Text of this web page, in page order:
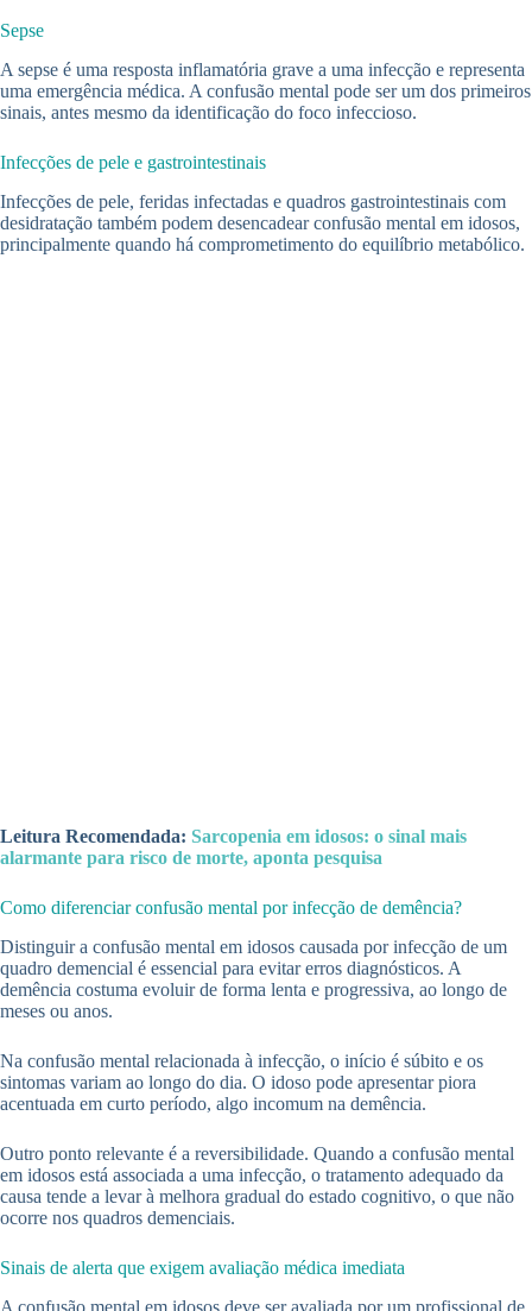
Sepse
A sepse é uma resposta inflamatória grave a uma infecção e representa
uma emergência médica. A confusão mental pode ser um dos primeiros
sinais, antes mesmo da identificação do foco infeccioso.
Infecções de pele e gastrointestinais
Infecções de pele, feridas infectadas e quadros gastrointestinais com
desidratação também podem desencadear confusão mental em idosos,
principalmente quando há comprometimento do equilíbrio metabólico.
Leitura Recomendada: Sarcopenia em idosos: o sinal mais
alarmante para risco de morte, aponta pesquisa
Como diferenciar confusão mental por infecção de demência?
Distinguir a confusão mental em idosos causada por infecção de um
quadro demencial é essencial para evitar erros diagnósticos. A
demência costuma evoluir de forma lenta e progressiva, ao longo de
meses ou anos.
Na confusão mental relacionada à infecção, o início é súbito e os
sintomas variam ao longo do dia. O idoso pode apresentar piora
acentuada em curto período, algo incomum na demência.
Outro ponto relevante é a reversibilidade. Quando a confusão mental
em idosos está associada a uma infecção, o tratamento adequado da
causa tende a levar à melhora gradual do estado cognitivo, o que não
ocorre nos quadros demenciais.
Sinais de alerta que exigem avaliação médica imediata
A confusão mental em idosos deve ser avaliada por um profissional de